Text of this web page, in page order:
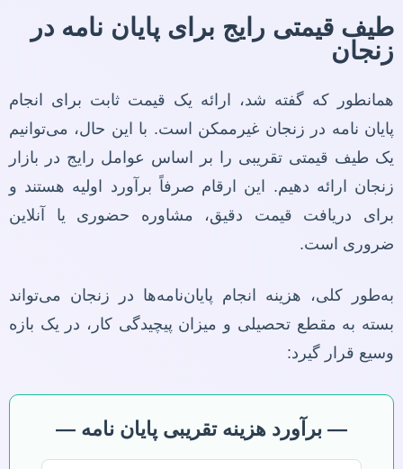
طیف قیمتی رایج برای پایان نامه در
زنجان
همانطور که گفته شد، ارائه یک قیمت ثابت برای انجام
پایان نامه در زنجان غیرممکن است. با این حال، می‌توانیم
یک طیف قیمتی تقریبی را بر اساس عوامل رایج در بازار
زنجان ارائه دهیم. این ارقام صرفاً برآورد اولیه هستند و
برای دریافت قیمت دقیق، مشاوره حضوری یا آنلاین
ضروری است.
به‌طور کلی، هزینه انجام پایان‌نامه‌ها در زنجان می‌تواند
بسته به مقطع تحصیلی و میزان پیچیدگی کار، در یک بازه
وسیع قرار گیرد:
— برآورد هزینه تقریبی پایان نامه —